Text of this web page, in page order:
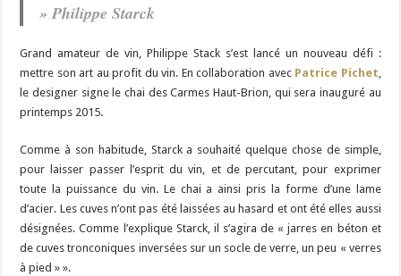
» Philippe Starck
Grand amateur de vin, Philippe Stack s’est lancé un nouveau défi :
mettre son art au profit du vin. En collaboration avec Patrice Pichet,
le designer signe le chai des Carmes Haut-Brion, qui sera inauguré au
printemps 2015.
Comme à son habitude, Starck a souhaité quelque chose de simple,
pour laisser passer l’esprit du vin, et de percutant, pour exprimer
toute la puissance du vin. Le chai a ainsi pris la forme d’une lame
d’acier. Les cuves n’ont pas été laissées au hasard et ont été elles aussi
désignées. Comme l’explique Starck, il s’agira de « jarres en béton et
de cuves tronconiques inversées sur un socle de verre, un peu « verres
à pied » ».